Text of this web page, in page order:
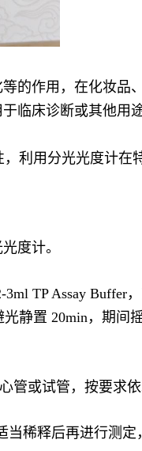
的作用，在化妆品
临床诊断或其他用途
利用分光光度计在
度计。
TP Assay Buffer
静置 20min，期间
管或试管，按要求依
稀释后再进行测定